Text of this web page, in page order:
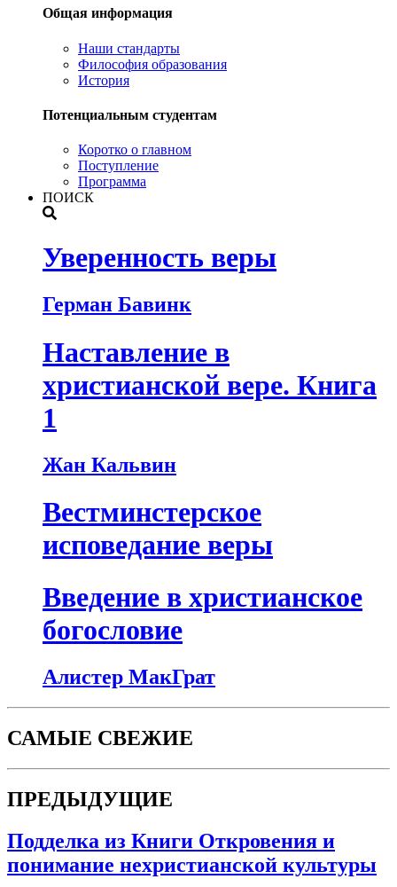
Общая информация
Наши стандарты
Философия образования
История
Потенциальным студентам
Коротко о главном
Поступление
Программа
ПОИСК
Уверенность веры
Герман Бавинк
Наставление в
христианской вере. Книга
1
Жан Кальвин
Вестминстерское
исповедание веры
Введение в христианское
богословие
Алистер МакГрат
САМЫЕ СВЕЖИЕ
ПРЕДЫДУЩИЕ
Подделка из Книги Откровения и
понимание нехристианской культуры